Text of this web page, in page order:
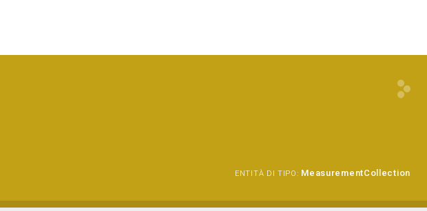
ENTITÀ DI TIPO: MeasurementCollection